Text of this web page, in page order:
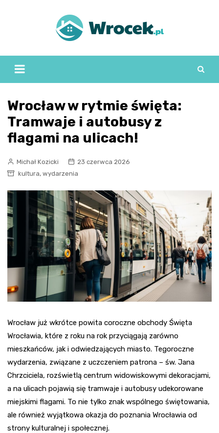
Wrocław w rytmie święta:
Tramwaje i autobusy z
flagami na ulicach!
Michał Kozicki
23 czerwca 2026
kultura, wydarzenia
Wrocław już wkrótce powita coroczne obchody Święta
Wrocławia, które z roku na rok przyciągają zarówno
mieszkańców, jak i odwiedzających miasto. Tegoroczne
wydarzenia, związane z uczczeniem patrona – św. Jana
Chrzciciela, rozświetlą centrum widowiskowymi dekoracjami,
a na ulicach pojawią się tramwaje i autobusy udekorowane
miejskimi flagami. To nie tylko znak wspólnego świętowania,
ale również wyjątkowa okazja do poznania Wrocławia od
strony kulturalnej i społecznej.